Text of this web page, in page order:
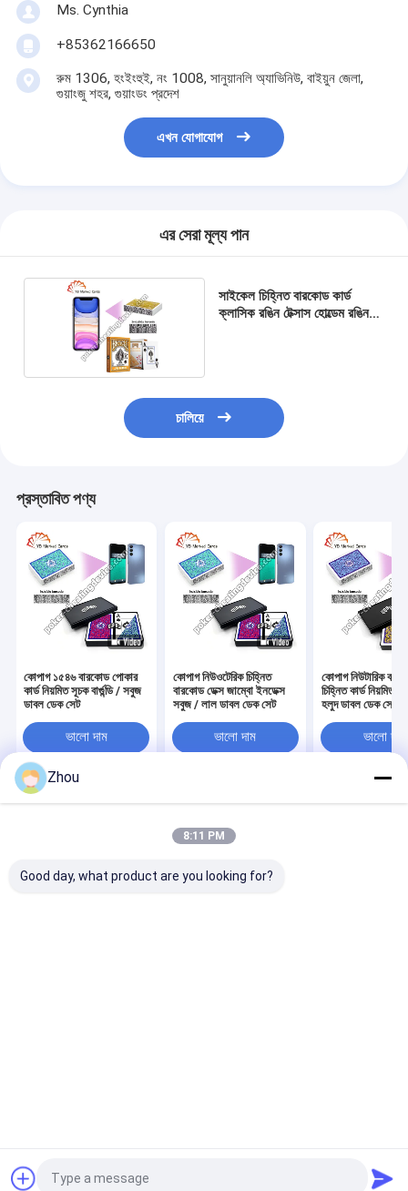
Ms. Cynthia
‪+85362166650‬
রুম 1306, হংইংহুই, নং 1008, সানুয়ানলি অ্যাভিনিউ, বাইয়ুন জেলা,
গুয়াংজু শহর, গুয়াংডং প্রদেশ
এখন যোগাযোগ
এর সেরা মূল্য পান
সাইকেল চিহ্নিত বারকোড কার্ড
ক্লাসিক রঙিন টেক্সাস হোল্ডেম রঙিন
চালিয়ে
প্রস্তাবিত পণ্য
কোপাগ ১৫৪৬ বারকোড পোকার
কার্ড নিয়মিত সূচক বার্গুন্ডি / সবুজ
ডাবল ডেক সেট
ভালো দাম
কোপাগ নিউওটেরিক চিহ্নিত
বারকোড ডেক্স জাম্বো ইনডেক্স
সবুজ / লাল ডাবল ডেক সেট
ভালো দাম
কোপাগ নিউটারিক
চিহ্নিত কার্ড নিয়মিত
হলুদ ডাবল ডেক সেট
ভালো দাম
বাড়ি
আমাদের
আমাদের সাথে যোগাযোগ
Desktop
সাইট ম্যাপ
গোপনীয়তা নীতি
Ltd. All Rights Reserved.
Zhou
8:11 PM
Good day, what product are you looking for?